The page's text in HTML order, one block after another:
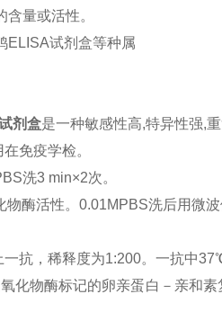
量或活性。
ELISA试剂盒等种属
剂盒是一种敏感性高,特异性强,
免疫学检。
洗3 min×2次。
物酶活性。0.01MPBS洗后用微
一抗，稀释度为1:200。一抗中37
化物酶标记的卵亲蛋白－亲和素